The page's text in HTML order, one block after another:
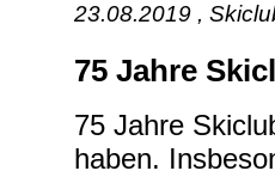
23.08.2019 ,
75 Jahre
75 Jahre
haben.